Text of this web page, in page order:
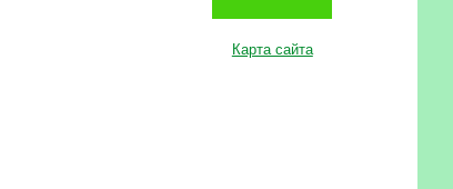
Карта сайта